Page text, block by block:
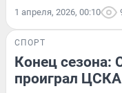
1 апреля, 2026, 00:10
СПОРТ
Конец сезона:
проиграл